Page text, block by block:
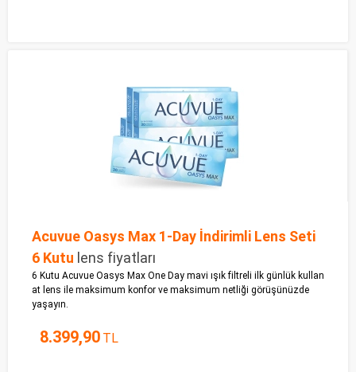
Acuvue Oasys Max 1-Day İndirimli Lens Seti
6 Kutu lens fiyatları
6 Kutu Acuvue Oasys Max One Day mavi ışık filtreli ilk günlük kullan
at lens ile maksimum konfor ve maksimum netliği görüşünüzde
yaşayın.
8.399,90 TL